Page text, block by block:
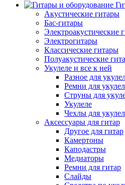
Акустические гитары
Бас-гитары
Электроакустические
Электрогитары
Классические гитары
Полуакустические
Укулеле и все к ней
Разное для
Ремни для
Струны для
Укулеле
Чехлы для
Аксессуары для гитар
Другое для гитар
Камертоны
Каподастры
Медиаторы
Ремни для гитар
Слайды